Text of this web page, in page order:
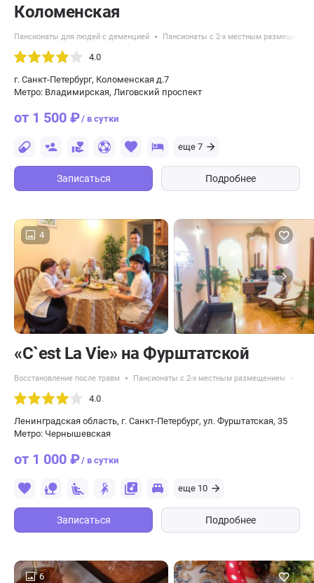
Коломенская
Пансионаты для людей с деменцией Пансионаты с 2-х местным размещением
4.0
г. Санкт-Петербург, Коломенская д.7
Метро: Владимирская, Лиговский проспект
от 1 500 ₽/ в сутки
еще 7
Записаться Подробнее
4
«C`est La Vie» на Фурштатской
Восстановление после травм Пансионаты с 2-х местным размещением
4.0
Ленинградская область, г. Санкт-Петербург, ул. Фурштатская, 35
Метро: Чернышевская
от 1 000 ₽/ в сутки
еще 10
Записаться Подробнее
6